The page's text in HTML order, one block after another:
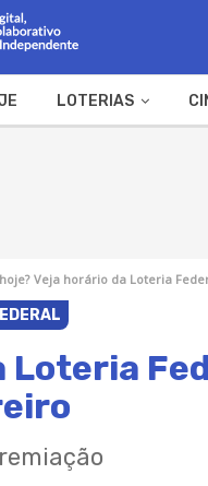
LOTERIAS
Veja horário da Loteria
Loteria